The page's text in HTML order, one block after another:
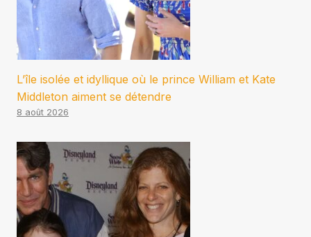
L’île isolée et idyllique où le prince William et Kate
Middleton aiment se détendre
8 août 2026